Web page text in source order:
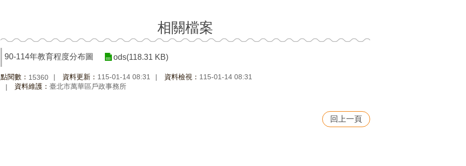
相關檔案
90-114年教育程度分布圖 ods(118.31 KB)
點閱數： 15360 資料更新： 115-01-14 08:31 資料檢視： 115-01-14 08:31
資料維護： 臺北市萬華區戶政事務所
回上一頁